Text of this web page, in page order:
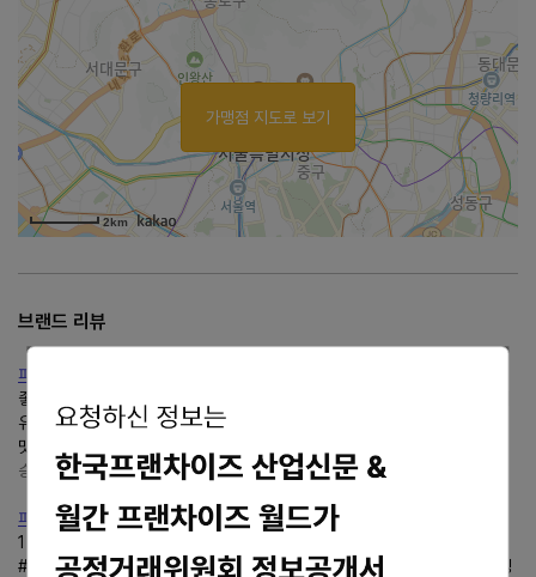
2km
가맹점 지도로 보기
브랜드 리뷰
피자마루메뉴추천, 스테이크피자포장 후기
좋아하는데피자마루피자는 도우가 얇아서 좋음 도우도 색깔이 초록색인데 이
유가 있음 12가지 곡물이 들어간 그린티 웰빙도우라서 직접 반죽해서 건강한
맛을 내는피자임피자위에 치즈도 100% 자연산 치즈...
승콩's맛과 여정 일지
https://blog.naver.com/akes1321
피자마루1+1매주 수요일 이벤트 | 가성비 있는피자맛집 안산 2호....
1 #수요일피자#가성비피자#바베큐치킨피자#콤비네이션피자#오븐스파게티
#안산맛집 #테이크아웃피자#피자할인이벤트 #내돈내산 #12곡물도우 #웰빙